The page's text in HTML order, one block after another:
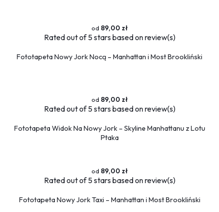
Niedźwiedź
Ludzie
89,00 zł
Ratedout of 5 stars based onreview(s)
Fototapeta Nowy Jork Nocą – Manhattan i Most Brookliński
89,00 zł
Ratedout of 5 stars based onreview(s)
Fototapeta Widok Na Nowy Jork – Skyline Manhattanu z Lotu
Ptaka
89,00 zł
Ratedout of 5 stars based onreview(s)
Fototapeta Nowy Jork Taxi – Manhattan i Most Brookliński